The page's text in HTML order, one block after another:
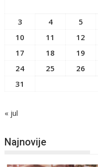
3
4 5
10
11 12
17
18 19
24
25 26
31
« jul
Najnovije